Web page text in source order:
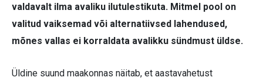
valdavalt ilma avaliku ilutulestikuta. Mitmel pool on
valitud vaiksemad või alternatiivsed lahendused,
mõnes vallas ei korraldata avalikku sündmust üldse.
Üldine suund maakonnas näitab, et aastavahetust